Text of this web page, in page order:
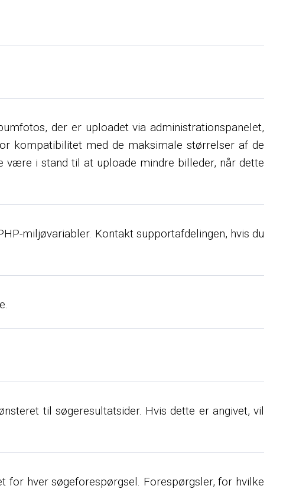
der er uploadet via administrationspanelet,
kompatibilitet med de maksimale størrelser af de
i stand til at uploade mindre billeder, når dette
miljøvariabler. Kontakt supportafdelingen, hvis du
til søgeresultatsider. Hvis dette er angivet, vil
for hver søgeforespørgsel. Forespørgsler, for hvilke